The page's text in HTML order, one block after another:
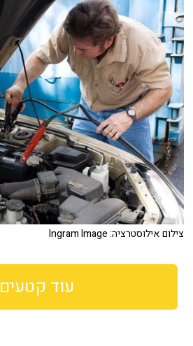
צילום אילוסטרציה: Ingram Image
עוד קטעים